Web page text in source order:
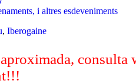
i altres esdeveniments
, Iberogaine
consulta